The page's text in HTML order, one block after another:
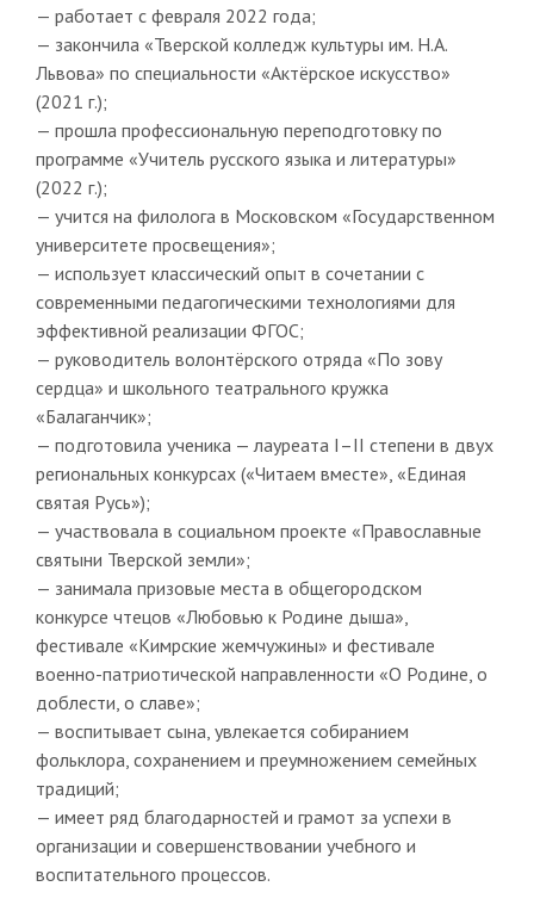
— работает с февраля 2022 года;
— закончила «Тверской колледж культуры им. Н.А.
Львова» по специальности «Актёрское искусство»
(2021 г.);
— прошла профессиональную переподготовку по
программе «Учитель русского языка и литературы»
(2022 г.);
— учится на филолога в Московском «Государственном
университете просвещения»;
— использует классический опыт в сочетании с
современными педагогическими технологиями для
эффективной реализации ФГОС;
— руководитель волонтёрского отряда «По зову
сердца» и школьного театрального кружка
«Балаганчик»;
— подготовила ученика — лауреата I–II степени в двух
региональных конкурсах («Читаем вместе», «Единая
святая Русь»);
— участвовала в социальном проекте «Православные
святыни Тверской земли»;
— занимала призовые места в общегородском
конкурсе чтецов «Любовью к Родине дыша»,
фестивале «Кимрские жемчужины» и фестивале
военно-патриотической направленности «О Родине, о
доблести, о славе»;
— воспитывает сына, увлекается собиранием
фольклора, сохранением и преумножением семейных
традиций;
— имеет ряд благодарностей и грамот за успехи в
организации и совершенствовании учебного и
воспитательного процессов.